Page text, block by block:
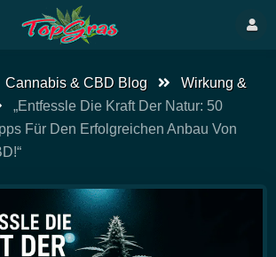
Cannabis & CBD Blog
Wirkung &
„Entfessle Die Kraft Der Natur: 50
Für Den Erfolgreichen Anbau Von